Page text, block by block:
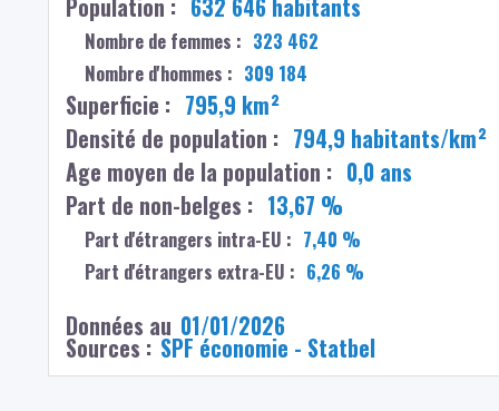
Population : 632 646 habitants
Nombre de femmes : 323 462
Nombre d'hommes : 309 184
Superficie : 795,9 km²
Densité de population : 794,9 habitants/km²
Age moyen de la population : 0,0 ans
Part de non-belges : 13,67 %
Part d'étrangers intra-EU : 7,40 %
Part d'étrangers extra-EU : 6,26 %
Données au 01/01/2026
Sources : SPF économie - Statbel